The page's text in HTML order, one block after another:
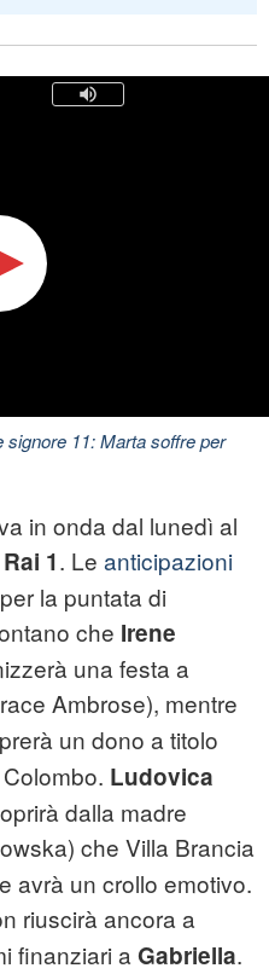
signore 11: Marta soffre per
in onda dal lunedì al
Rai 1. Le anticipazioni
per la puntata di
che Irene
una festa a
Ambrose), mentre
un dono a titolo
Ludovica
dalla madre
che Villa Brancia
avrà un crollo emotivo.
riuscirà ancora a
finanziari a Gabriella.